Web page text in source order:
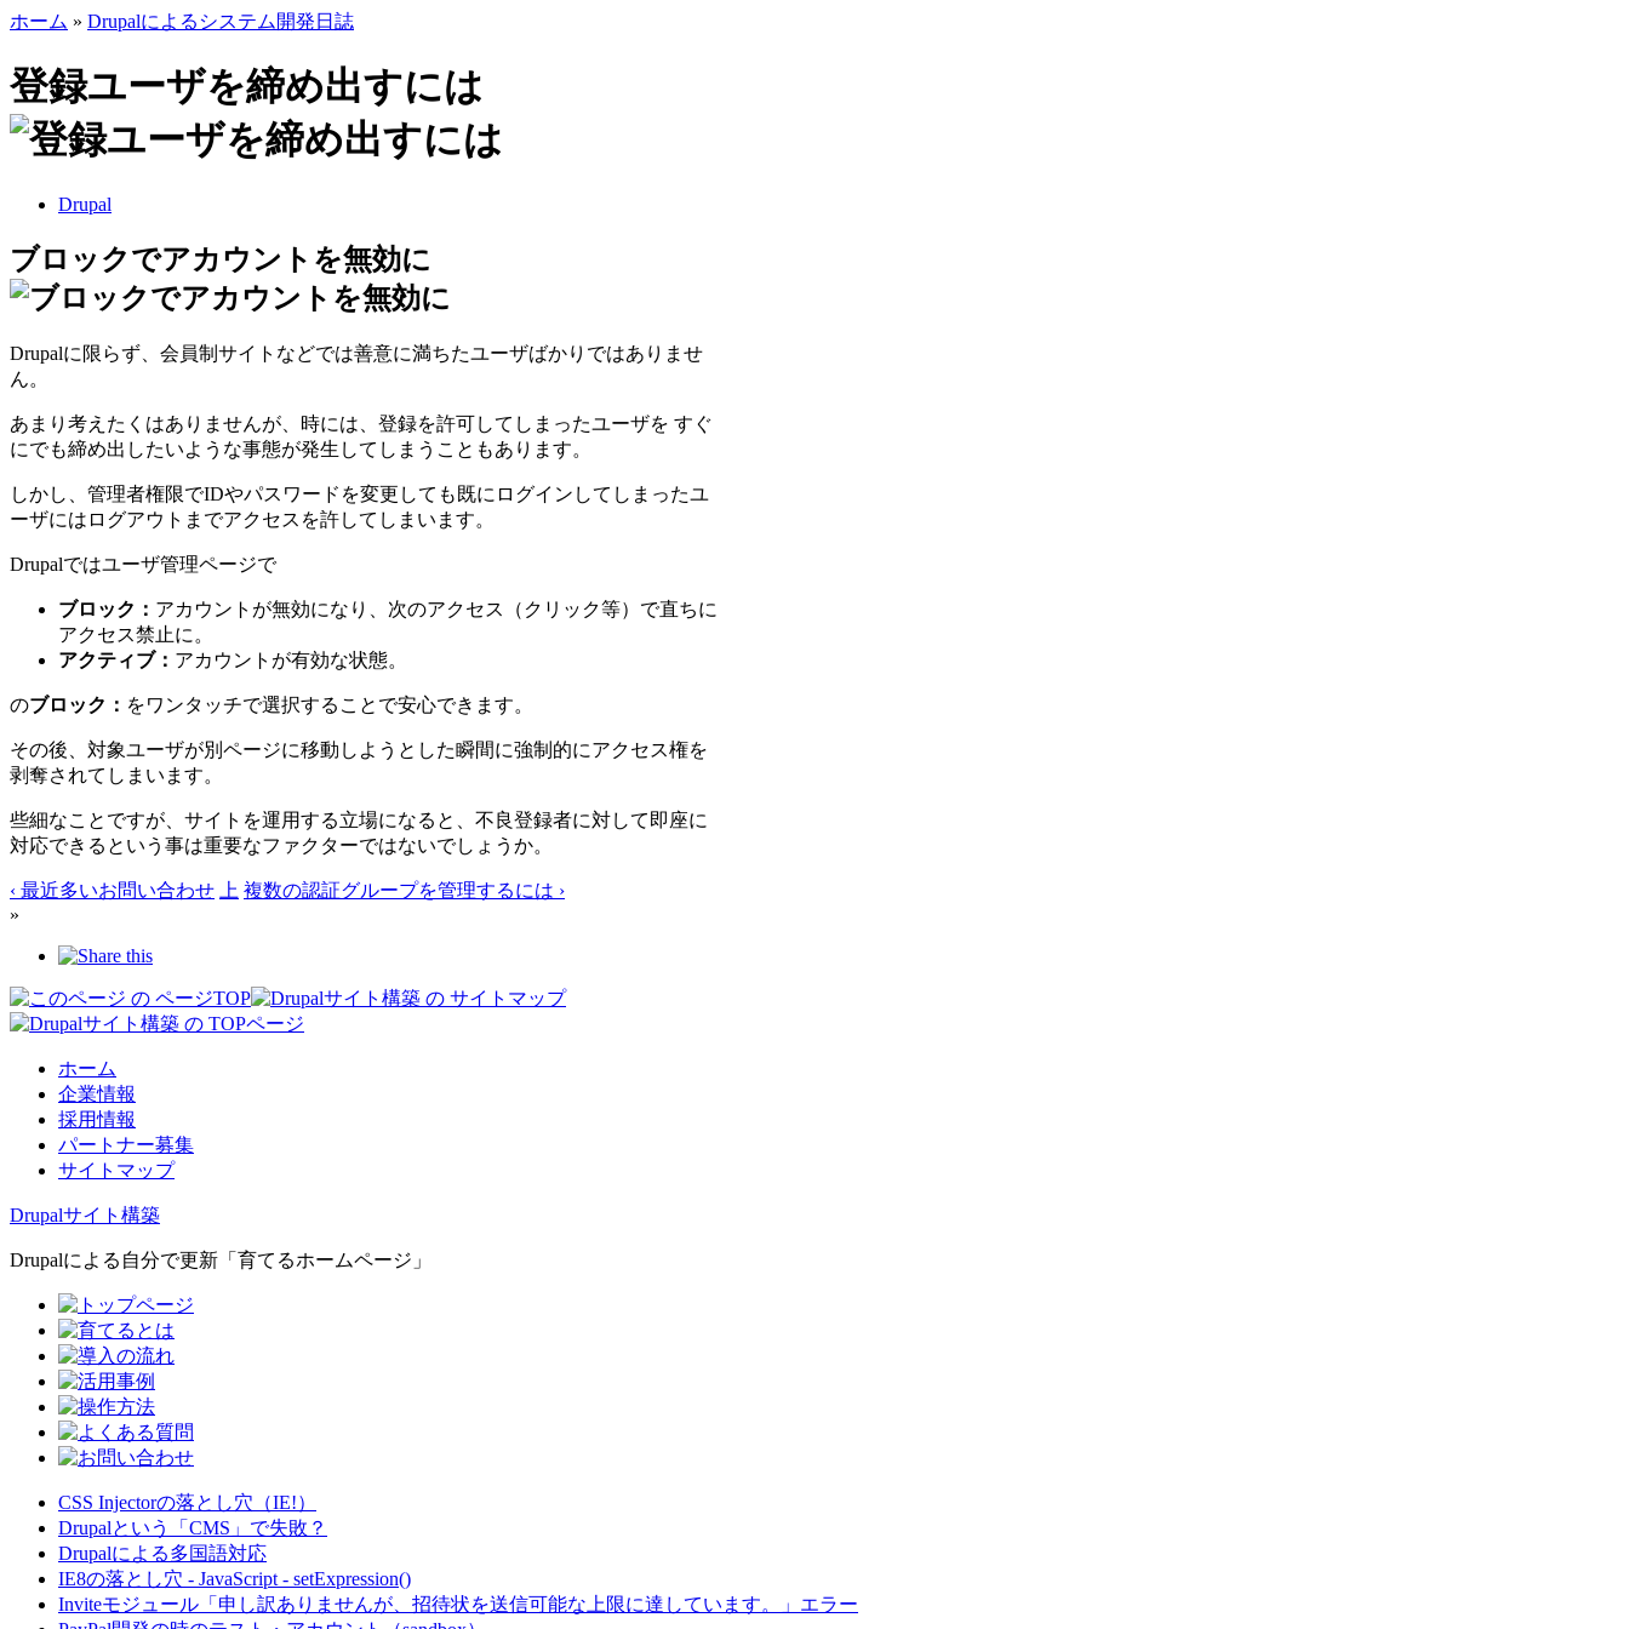
ホーム » Drupalによるシステム開発日誌
登録ユーザを締め出すには
Drupal
ブロックでアカウントを無効に
Drupalに限らず、会員制サイトなどでは善意に満ちたユーザばかりではありませ
ん。
あまり考えたくはありませんが、時には、登録を許可してしまったユーザを すぐ
にでも締め出したいような事態が発生してしまうこともあります。
しかし、管理者権限でIDやパスワードを変更しても既にログインしてしまったユ
ーザにはログアウトまでアクセスを許してしまいます。
Drupalではユーザ管理ページで
ブロック： アカウントが無効になり、次のアクセス（クリック等）で直ちに
アクセス禁止に。
アクティブ： アカウントが有効な状態。
のブロック： をワンタッチで選択することで安心できます。
その後、対象ユーザが別ページに移動しようとした瞬間に強制的にアクセス権を
剥奪されてしまいます。
些細なことですが、サイトを運用する立場になると、不良登録者に対して即座に
対応できるという事は重要なファクターではないでしょうか。
‹ 最近多いお問い合わせ 上 複数の認証グループを管理するには ›
»
ホーム
企業情報
採用情報
パートナー募集
サイトマップ
Drupalサイト構築
Drupalによる自分で更新「育てるホームページ」
CSS Injectorの落とし穴（IE!）
Drupalという「CMS」で失敗？
Drupalによる多国語対応
IE8の落とし穴 - JavaScript - setExpression()
Inviteモジュール「申し訳ありませんが、招待状を送信可能な上限に達しています。」エラー